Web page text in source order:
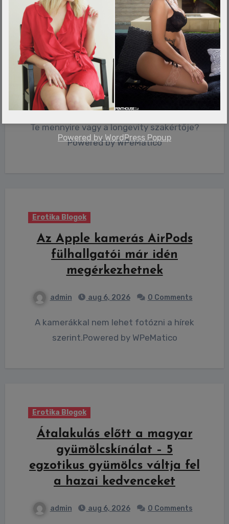
Erotika Blogok
Hosszú életre számíthatsz,
ha tudod a választ ezekre a
kérdésekre – Kvíz
admin aug 6, 2026
Te mennyire vagy a longevity szakértője?
Powered by WPeMatico
Erotika Blogok
Az Apple kamerás AirPods
fülhallgatói már idén
megérkezhetnek
admin aug 6, 2026 0 Comments
A kamerákkal nem lehet fotózni a hírek
szerint.Powered by WPeMatico
Erotika Blogok
Átalakulás előtt a magyar
gyümölcskínálat – 5
egzotikus gyümölcs váltja fel
a hazai kedvenceket
admin aug 6, 2026 0 Comments
Powered by WordPress Popup